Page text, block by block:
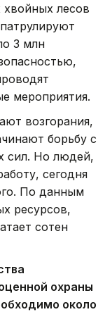
лесов
3 млн
мероприятия.
возгорания,
борьбу с
сил. Но людей,
сегодня
По данным
ресурсов,
сотен
охраны
около